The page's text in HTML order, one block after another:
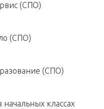
(СПО)
(СПО)
(СПО)
классах